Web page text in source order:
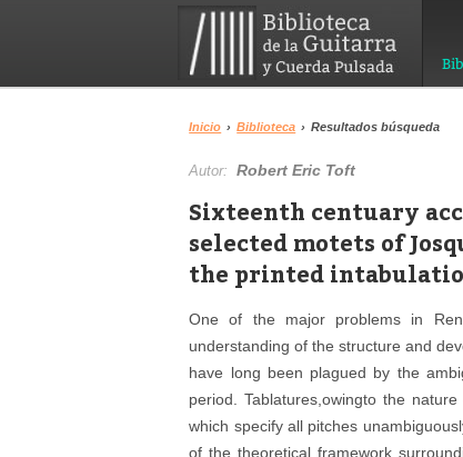
Inicio › Biblioteca › Resultados búsqueda
Autor:Robert Eric Toft
Sixteenth centuary
selected motets of
the printed
One of the major problems in
understanding of the structure and
have long been plagued by the
period. Tablatures,owingto the
which specify all pitches
of the theoretical framework